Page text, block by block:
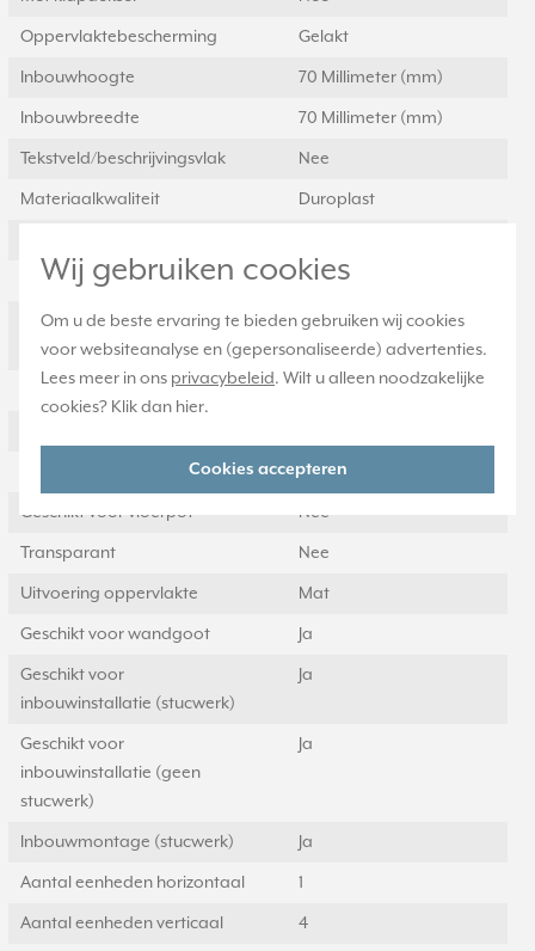
Wij gebruiken cookies
Om u de beste ervaring te bieden gebruiken wij cookies
voor websiteanalyse en (gepersonaliseerde) advertenties.
Lees meer in ons privacybeleid. Wilt u alleen noodzakelijke
cookies? Klik dan hier.
Cookies accepteren
Oppervlaktebescherming Gelakt
Inbouwhoogte 70 Millimeter (mm)
Inbouwbreedte 70 Millimeter (mm)
Tekstveld/beschrijvingsvlak Nee
Materiaalkwaliteit Duroplast
Bevestigingswijze Overig
Montagerichting
Horizontaal en
verticaal
RAL-nummer (vergelijkbaar)
Beschermingsgraad (IP) IP21
Geschikt voor vloerpot Nee
Transparant Nee
Uitvoering oppervlakte Mat
Geschikt voor wandgoot Ja
Geschikt voor
inbouwinstallatie (stucwerk)
Ja
Geschikt voor
inbouwinstallatie (geen
stucwerk)
Ja
Inbouwmontage (stucwerk) Ja
Aantal eenheden horizontaal 1
Aantal eenheden verticaal 4